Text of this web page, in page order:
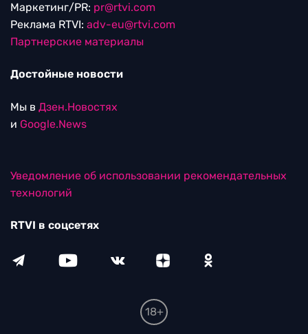
Маркетинг/PR: pr@rtvi.com
Реклама RTVI: adv-eu@rtvi.com
Партнерские материалы
Достойные новости
Мы в Дзен.Новостях
и Google.News
Уведомление об использовании рекомендательных
технологий
RTVI в соцсетях
18+